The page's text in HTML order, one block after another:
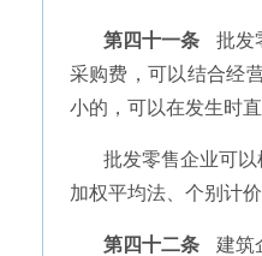
第四十一条
批发
采购费，可以结合经
小的，可以在发生时
批发零售企业可
加权平均法、个别计
第四十二条
建筑